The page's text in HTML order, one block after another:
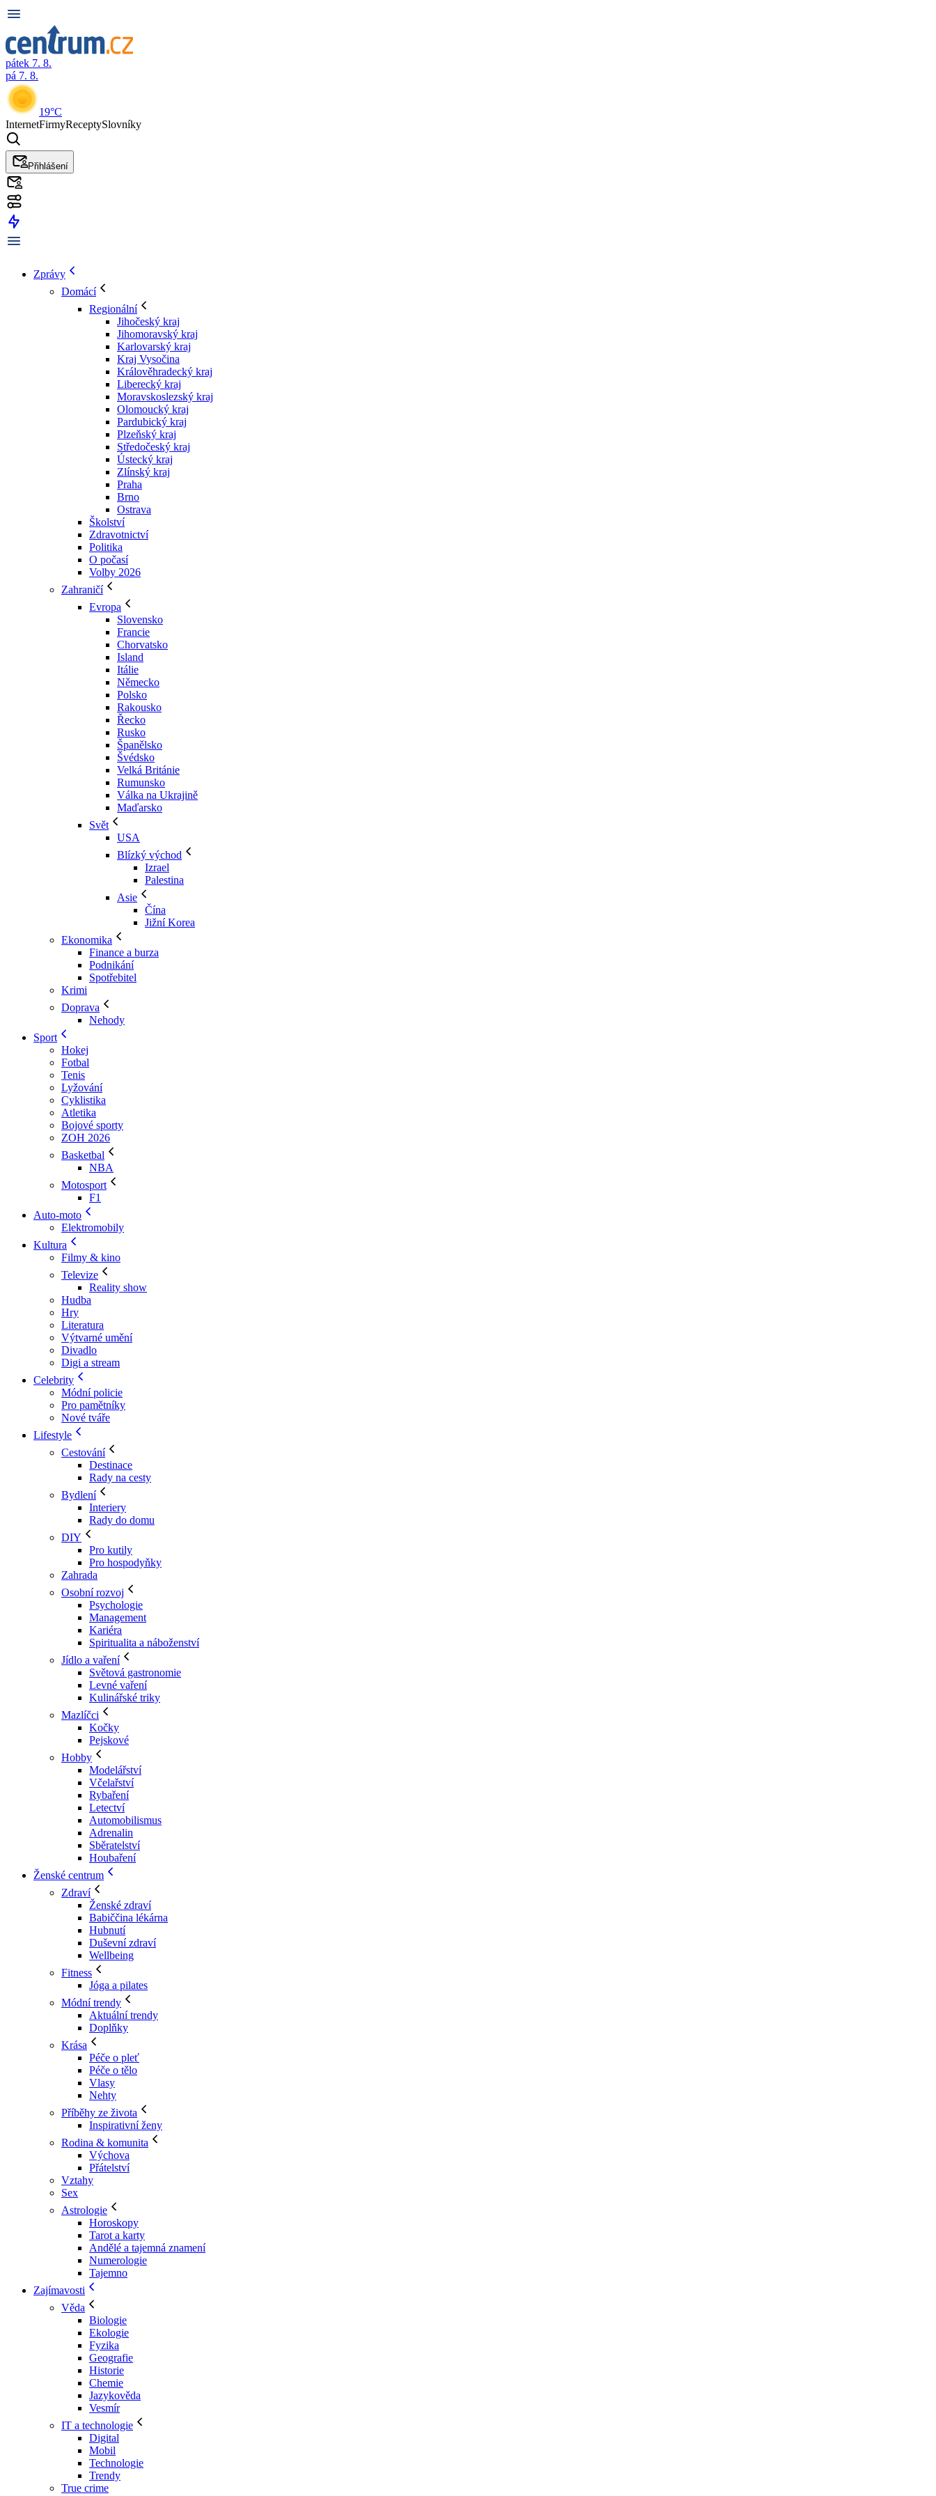
pátek 7. 8.
pá 7. 8.
19°C
InternetFirmyReceptySlovníky
Přihlášení
Zprávy
Domácí
Regionální
Jihočeský kraj
Jihomoravský kraj
Karlovarský kraj
Kraj Vysočina
Králověhradecký kraj
Liberecký kraj
Moravskoslezský kraj
Olomoucký kraj
Pardubický kraj
Plzeňský kraj
Středočeský kraj
Ústecký kraj
Zlínský kraj
Praha
Brno
Ostrava
Školství
Zdravotnictví
Politika
O počasí
Volby 2026
Zahraničí
Evropa
Slovensko
Francie
Chorvatsko
Island
Itálie
Německo
Polsko
Rakousko
Řecko
Rusko
Španělsko
Švédsko
Velká Británie
Rumunsko
Válka na Ukrajině
Maďarsko
Svět
USA
Blízký východ
Izrael
Palestina
Asie
Čína
Jižní Korea
Ekonomika
Finance a burza
Podnikání
Spotřebitel
Krimi
Doprava
Nehody
Sport
Hokej
Fotbal
Tenis
Lyžování
Cyklistika
Atletika
Bojové sporty
ZOH 2026
Basketbal
NBA
Motosport
F1
Auto-moto
Elektromobily
Kultura
Filmy & kino
Televize
Reality show
Hudba
Hry
Literatura
Výtvarné umění
Divadlo
Digi a stream
Celebrity
Módní policie
Pro pamětníky
Nové tváře
Lifestyle
Cestování
Destinace
Rady na cesty
Bydlení
Interiery
Rady do domu
DIY
Pro kutily
Pro hospodyňky
Zahrada
Osobní rozvoj
Psychologie
Management
Kariéra
Spiritualita a náboženství
Jídlo a vaření
Světová gastronomie
Levné vaření
Kulinářské triky
Mazlíčci
Kočky
Pejskové
Hobby
Modelářství
Včelařství
Rybaření
Letectví
Automobilismus
Adrenalin
Sběratelství
Houbaření
Ženské centrum
Zdraví
Ženské zdraví
Babiččina lékárna
Hubnutí
Duševní zdraví
Wellbeing
Fitness
Jóga a pilates
Módní trendy
Aktuální trendy
Doplňky
Krása
Péče o pleť
Péče o tělo
Vlasy
Nehty
Příběhy ze života
Inspirativní ženy
Rodina & komunita
Výchova
Přátelství
Vztahy
Sex
Astrologie
Horoskopy
Tarot a karty
Andělé a tajemná znamení
Numerologie
Tajemno
Zajímavosti
Věda
Biologie
Ekologie
Fyzika
Geografie
Historie
Chemie
Jazykověda
Vesmír
IT a technologie
Digital
Mobil
Technologie
Trendy
True crime